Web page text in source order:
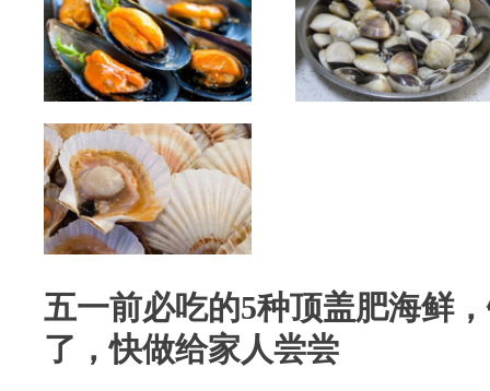
五一前必吃的5种顶盖肥海鲜
了，快做给家人尝尝